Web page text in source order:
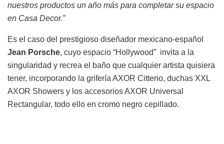
nuestros productos un año más para completar su espacio
en Casa Decor.”
Es el caso del prestigioso diseñador mexicano-español
Jean Porsche, cuyo espacio “Hollywood” invita a la
singularidad y recrea el baño que cualquier artista quisiera
tener, incorporando la grifería AXOR Citterio, duchas XXL
AXOR Showers y los accesorios AXOR Universal
Rectangular, todo ello en cromo negro cepillado.